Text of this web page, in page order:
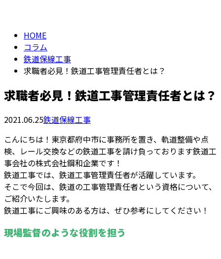
HOME
コラム
鉄道保線工事
求職者必見！鉄道工事管理責任者とは？
求職者必見！鉄道工事管理責任者とは？
2021.06.25鉄道保線工事
こんにちは！東京都府中市に事務所を置き、軌道整備や点
検、レール交換などの鉄道工事を請け負っております鉄道工
事会社の株式会社鋼和企業です！
鉄道工事では、鉄道工事管理責任者が活躍しています。
そこで今回は、鉄道の工事管理責任者という資格について、
ご紹介いたします。
鉄道工事にご興味のある方は、ぜひ参考にしてください！
現場監督のような役割を担う